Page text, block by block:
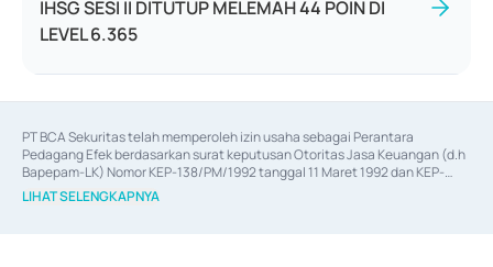
IHSG SESI II DITUTUP MELEMAH 44 POIN DI
LEVEL 6.365
PT BCA Sekuritas telah memperoleh izin usaha sebagai Perantara
Pedagang Efek berdasarkan surat keputusan Otoritas Jasa Keuangan (d.h
Bapepam-LK) Nomor KEP-138/PM/1992 tanggal 11 Maret 1992 dan KEP-
06/D.04/2014 tanggal 28 Februari 2014, izin usaha sebagai Penjamin Emisi
Efek berdasarkan surat keputusan Otoritas Jasa Keuangan Nomor KEP-
LIHAT SELENGKAPNYA